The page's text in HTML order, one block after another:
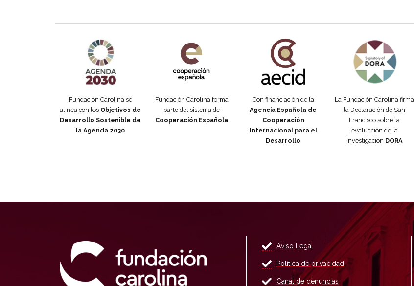
Fundación Carolina se
alinea con los Objetivos de
Desarrollo Sostenible de
la Agenda 2030
Fundación Carolina forma
parte del sistema de
Cooperación Española
Con financiación de la
Agencia Española de
Cooperación
Internacional para el
Desarrollo
La Fundación Carolina firma
la Declaración de San
Francisco sobre la
evaluación de la
investigación DORA
Aviso Legal
Política de privacidad
Canal de denuncias